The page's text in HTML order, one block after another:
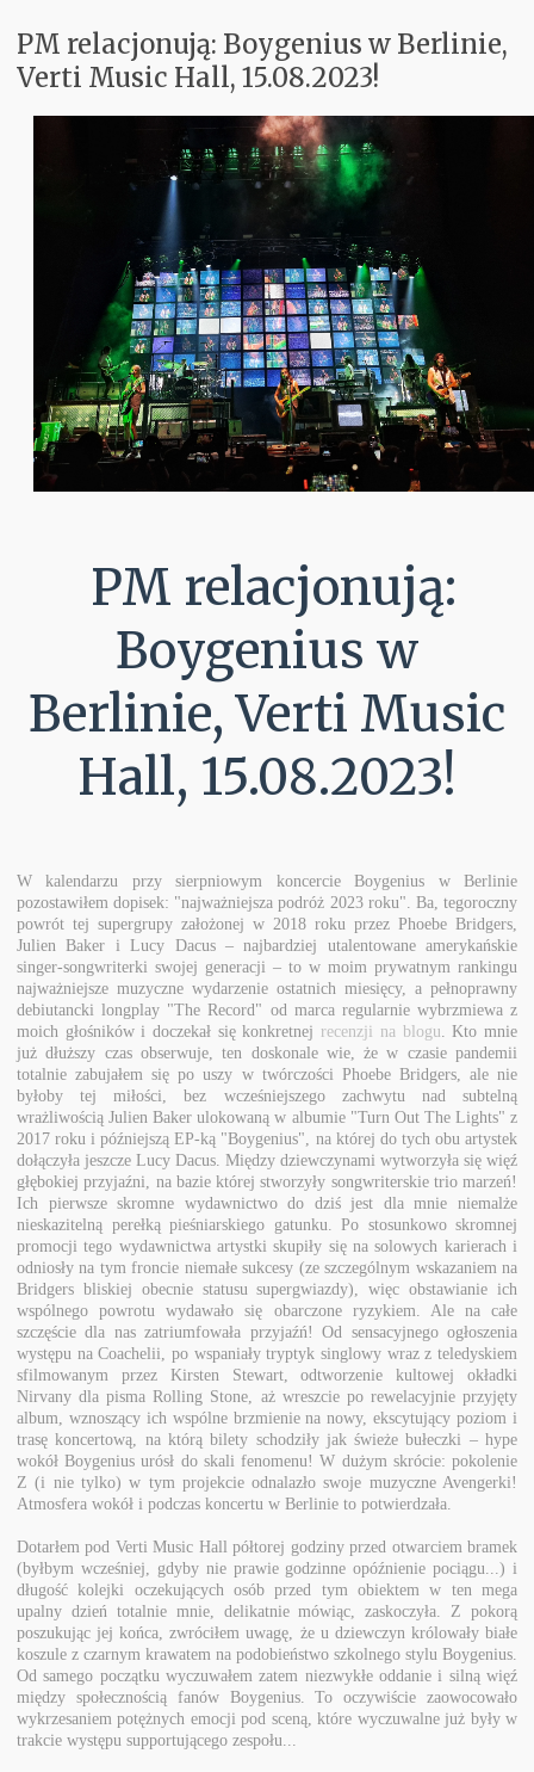
Koncerty
Aktualnie w Głośnikach
Recenzje
PM Odkrywają
Subiektywnie
Kontakt
PM relacjonują: Boygenius w Berlinie,
Verti Music Hall, 15.08.2023!
PM relacjonują:
Boygenius w
Berlinie, Verti Music
Hall, 15.08.2023!
W kalendarzu przy sierpniowym koncercie Boygenius w Berlinie
pozostawiłem dopisek: "najważniejsza podróż 2023 roku". Ba, tegoroczny
powrót tej supergrupy założonej w 2018 roku przez Phoebe Bridgers,
Julien Baker i Lucy Dacus – najbardziej utalentowane amerykańskie
singer-songwriterki swojej generacji – to w moim prywatnym rankingu
najważniejsze muzyczne wydarzenie ostatnich miesięcy, a pełnoprawny
debiutancki longplay "The Record" od marca regularnie wybrzmiewa z
moich głośników i doczekał się konkretnej recenzji na blogu . Kto mnie
już dłuższy czas obserwuje, ten doskonale wie, że w czasie pandemii
totalnie zabujałem się po uszy w twórczości Phoebe Bridgers, ale nie
byłoby tej miłości, bez wcześniejszego zachwytu nad subtelną
wrażliwością Julien Baker ulokowaną w albumie "Turn Out The Lights" z
2017 roku i późniejszą EP-ką "Boygenius", na której do tych obu artystek
dołączyła jeszcze Lucy Dacus. Między dziewczynami wytworzyła się więź
głębokiej przyjaźni, na bazie której stworzyły songwriterskie trio marzeń!
Ich pierwsze skromne wydawnictwo do dziś jest dla mnie niemalże
nieskazitelną perełką pieśniarskiego gatunku. Po stosunkowo skromnej
promocji tego wydawnictwa artystki skupiły się na solowych karierach i
odniosły na tym froncie niemałe sukcesy (ze szczególnym wskazaniem na
Bridgers bliskiej obecnie statusu supergwiazdy), więc obstawianie ich
wspólnego powrotu wydawało się obarczone ryzykiem. Ale na całe
szczęście dla nas zatriumfowała przyjaźń! Od sensacyjnego ogłoszenia
występu na Coachelii, po wspaniały tryptyk singlowy wraz z teledyskiem
sfilmowanym przez Kirsten Stewart, odtworzenie kultowej okładki
Nirvany dla pisma Rolling Stone, aż wreszcie po rewelacyjnie przyjęty
album, wznoszący ich wspólne brzmienie na nowy, ekscytujący poziom i
trasę koncertową, na którą bilety schodziły jak świeże bułeczki – hype
wokół Boygenius urósł do skali fenomenu! W dużym skrócie: pokolenie
Z (i nie tylko) w tym projekcie odnalazło swoje muzyczne Avengerki!
Atmosfera wokół i podczas koncertu w Berlinie to potwierdzała.
Dotarłem pod Verti Music Hall półtorej godziny przed otwarciem bramek
(byłbym wcześniej, gdyby nie prawie godzinne opóźnienie pociągu...) i
długość kolejki oczekujących osób przed tym obiektem w ten mega
upalny dzień totalnie mnie, delikatnie mówiąc, zaskoczyła. Z pokorą
poszukując jej końca, zwróciłem uwagę, że u dziewczyn królowały białe
koszule z czarnym krawatem na podobieństwo szkolnego stylu Boygenius.
Od samego początku wyczuwałem zatem niezwykłe oddanie i silną więź
między społecznością fanów Boygenius. To oczywiście zaowocowało
wykrzesaniem potężnych emocji pod sceną, które wyczuwalne już były w
trakcie występu supportującego zespołu...